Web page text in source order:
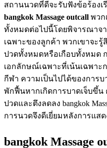
สถานนวดที่ดีจะรับฟังข้อร้อง
bangkok Massage outcall พวก
ทั้งหมดต่อไปนี้โดยพิจารณาจ
เฉพาะของลูกค้า พวกเขาจะ
ปวดทั้งหมดหรือเกือบทั้งหมด
เอกลักษณ์เฉพาะที่เน้นเฉพาะ
กีฬา ความเป็นไปได้ของการบ
พักฟื้นหากเกิดการบาดเจ็บขึ้
ปวดและตึงลดลง bangkok
การนวดจึงดีเยี่ยมหลังการแสด
bangkok Massage